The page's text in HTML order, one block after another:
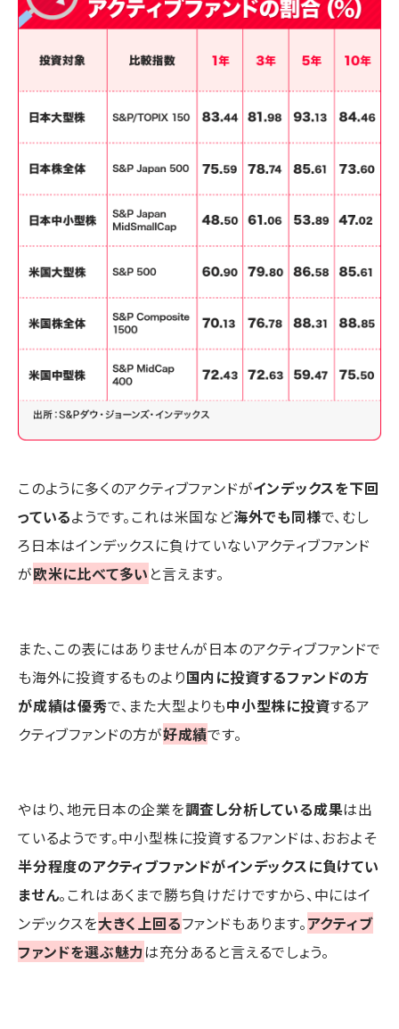
このように多くのアクティブファンドがインデックスを下回
っているようです。これは米国など海外でも同様で、むし
ろ日本はインデックスに負けていないアクティブファンド
が欧米に比べて多い と言えます。
また、この表にはありませんが日本のアクティブファンドで
も海外に投資するものより国内に投資するファンドの方
が成績は優秀で、また大型よりも中小型株に投資するア
クティブファンドの方が好成績です。
やはり、地元日本の企業を調査し分析している成果は出
ているようです。中小型株に投資するファンドは、おおよそ
半分程度のアクティブファンドがインデックスに負けてい
ません。これはあくまで勝ち負けだけですから、中にはイ
ンデックスを大きく上回るファンドもあります。アクティブ
ファンドを選ぶ魅力は充分あると言えるでしょう。